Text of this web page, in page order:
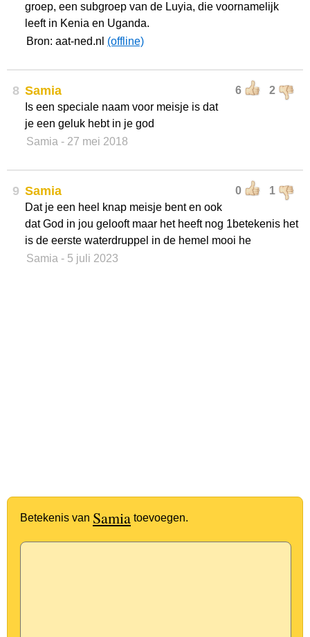
groep, een subgroep van de Luyia, die voornamelijk
leeft in Kenia en Uganda.
Bron: aat-ned.nl (offline)
8 6 2
Samia
Is een speciale naam voor meisje is dat
je een geluk hebt in je god
Samia - 27 mei 2018
9 0 1
Samia
Dat je een heel knap meisje bent en ook
dat God in jou gelooft maar het heeft nog 1betekenis het
is de eerste waterdruppel in de hemel mooi he
Samia - 5 juli 2023
Betekenis van Samia toevoegen.